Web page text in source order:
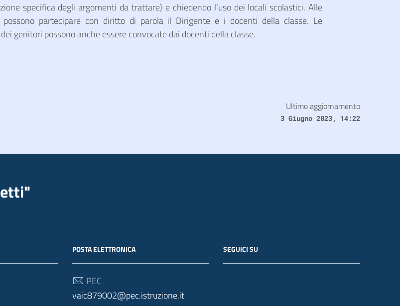
specifica degli argomenti da trattare) e chiedendo l’uso dei locali scolastici. Alle
possono partecipare con diritto di parola il Dirigente e i docenti della classe. Le
genitori possono anche essere convocate dai docenti della classe.
Ultimo aggiornamento
3 Giugno 2023, 14:22
POSTA ELETTRONICA
PEC
vaic879002@pec.istruzione.it
SEGUICI SU